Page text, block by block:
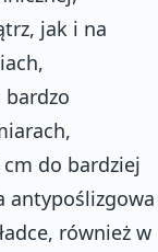
jak i na
cm do bardziej
antypoślizgowa
również w